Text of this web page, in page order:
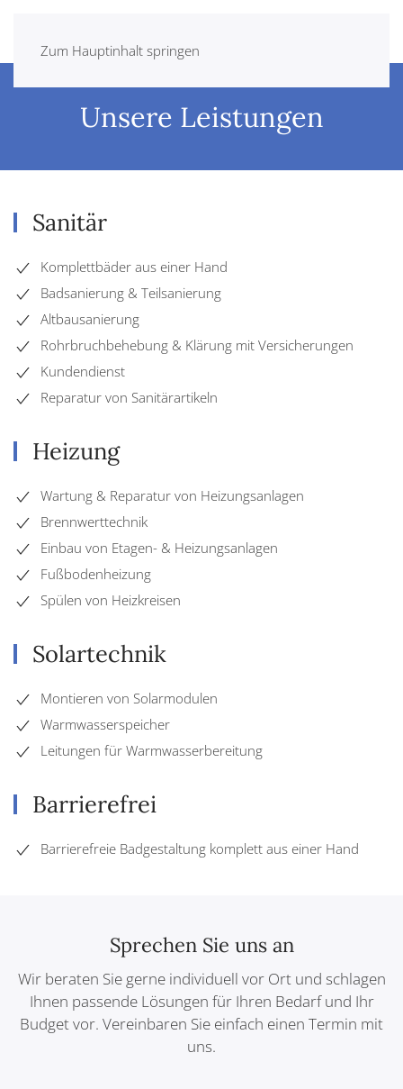
Zum Hauptinhalt springen
Unsere Leistungen
Sanitär
Komplettbäder aus einer Hand
Badsanierung & Teilsanierung
Altbausanierung
Rohrbruchbehebung & Klärung mit Versicherungen
Kundendienst
Reparatur von Sanitärartikeln
Heizung
Wartung & Reparatur von Heizungsanlagen
Brennwerttechnik
Einbau von Etagen- & Heizungsanlagen
Fußbodenheizung
Spülen von Heizkreisen
Solartechnik
Montieren von Solarmodulen
Warmwasserspeicher
Leitungen für Warmwasserbereitung
Barrierefrei
Barrierefreie Badgestaltung komplett aus einer Hand
Sprechen Sie uns an
Wir beraten Sie gerne individuell vor Ort und schlagen
Ihnen passende Lösungen für Ihren Bedarf und Ihr
Budget vor. Vereinbaren Sie einfach einen Termin mit
uns.